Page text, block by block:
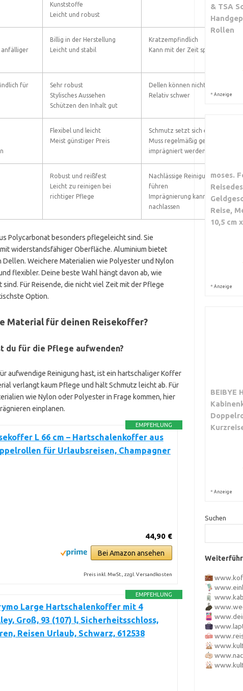
Kunststoffe
Leicht und robust
anfälliger
Billig in der Herstellung
Leicht und stabil
Kratzempfindlich
Kann mit der Zeit spröde werden
für
Sehr robust
Stylisches Aussehen
Schützen den Inhalt gut
Dellen können nicht entfernt
Relativ schwer
Flexibel und leicht
Meist günstiger Preis
Schmutz setzt sich eher fest
Muss regelmäßig gereinigt und
imprägniert werden
Robust und reißfest
Leicht zu reinigen bei
richtiger Pflege
Nachlässige Reinigung kann zu
führen
Imprägnierung kann mit der Zeit
nachlassen
Polycarbonat besonders pflegeleicht sind. Sie
widerstandsfähiger Oberfläche. Aluminium bietet
Weichere Materialien wie Polyester und Nylon
flexibler. Deine beste Wahl hängt davon ab, wie
Für Reisende, die nicht viel Zeit mit der Pflege
Option.
Material für deinen Reisekoffer?
für die Pflege aufwenden?
aufwendige Reinigung hast, ist ein hartschaliger Koffer
verlangt kaum Pflege und hält Schmutz leicht ab. Für
wie Nylon oder Polyester in Frage kommen, hier
einplanen.
EMPFEHLUNG
L 66 cm – Hartschalenkoffer aus
für Urlaubsreisen, Champagner
44,90 €
Bei Amazon ansehen
Preis inkl. MwSt., zzgl. Versandkosten
EMPFEHLUNG
Large Hartschalenkoffer mit 4
Groß, 93 (107) l, Sicherheitsschloss,
Reisen Urlaub, Schwarz, 612538
& TSA
Rollen
* Anzeige
moses.
Reise,
10,5 cm
* Anzeige
BEIBYE
* Anzeige
Suchen